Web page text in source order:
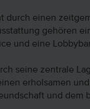
durch einen
gehören
und eine
seine zentrale
erholsamen
und